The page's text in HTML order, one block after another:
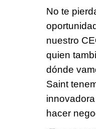
No te
oportunidad
nuestro
quien
dónde
Saint
innovadora
hacer